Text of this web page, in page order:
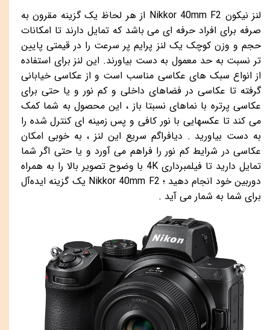
لنز نیکون Nikkor 40mm F2 از هر لحاظ یک گزینه مقرون به
صرفه برای افراد حرفه ای می باشد که تمایل دارند تا امکانات
حجم و وزن کوچک یک لنز پرایم پر سرعت را در قیمتی پایین
تر نسبت به حد معمول به دست بیاورند. این لنز برای استفاده
از انواع سبک های عکاسی مناسب است و از عکاسی خیابانی
گرفته تا عکاسی در فضاهای داخلی و کم نور و یا حتی برای
عکاسی پرتره با نماهای نسبتا باز ، این محصول به شما کمک
می کند تا عکسهایی با نور کافی و پس زمینه ای کنترل شده را
به دست بیاورید . دیافراگم سریع این لنز ، به خوبی امکان
عکاسی در شرایط کم نور را فراهم می آورد و یا حتی اگر شما
تمایل دارید تا فیلمبرداری 4K با وضوح تصویر بالا را به همراه
دوربین خود انجام دهید ؛‌ Nikkor 40mm F2 یک گزینه ایده‌آل
برای شما به شمار می آید .